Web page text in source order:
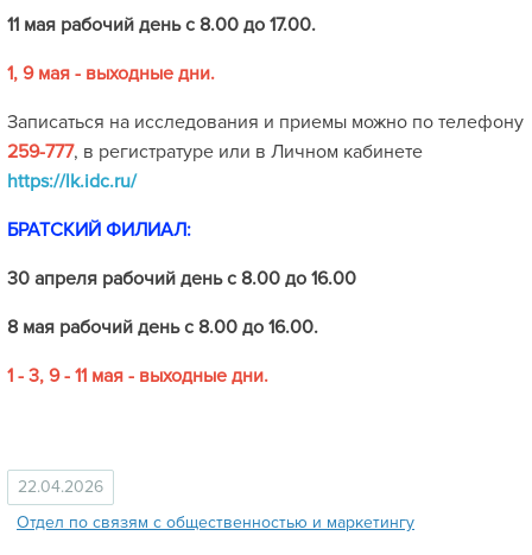
11 мая рабочий день с 8.00 до 17.00.
1, 9 мая - выходные дни.
Записаться на исследования и приемы можно по телефону
259-777, в регистратуре или в Личном кабинете
https://lk.idc.ru/
БРАТСКИЙ ФИЛИАЛ:
30 апреля рабочий день с 8.00 до 16.00
8 мая рабочий день с 8.00 до 16.00.
1 - 3, 9 - 11 мая - выходные дни.
22.04.2026
Отдел по связям с общественностью и маркетингу